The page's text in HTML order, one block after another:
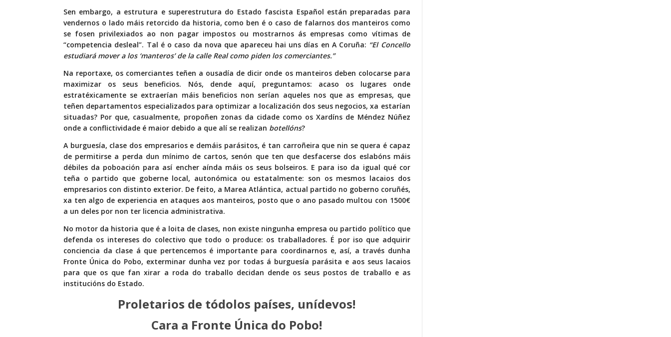
Sen embargo, a estrutura e superestrutura do Estado fascista Español están preparadas para
vendernos o lado máis retorcido da historia, como ben é o caso de falarnos dos manteiros como
se fosen privilexiados ao non pagar impostos ou mostrarnos ás empresas como vítimas de
“competencia desleal”. Tal é o caso da nova que apareceu hai uns días en A Coruña: “El Concello
estudiará mover a los ‘manteros’ de la calle Real como piden los comerciantes.”
Na reportaxe, os comerciantes teñen a ousadía de dicir onde os manteiros deben colocarse para
maximizar os seus beneficios. Nós, dende aquí, preguntamos: acaso os lugares onde
estratéxicamente se extraerían máis beneficios non serían aqueles nos que as empresas, que
teñen departamentos especializados para optimizar a localización dos seus negocios, xa estarían
situadas? Por que, casualmente, propoñen zonas da cidade como os Xardíns de Méndez Núñez
onde a conflictividade é maior debido a que alí se realizan botellóns?
A burguesía, clase dos empresarios e demáis parásitos, é tan carroñeira que nin se quera é capaz
de permitirse a perda dun mínimo de cartos, senón que ten que desfacerse dos eslabóns máis
débiles da poboación para así encher aínda máis os seus bolseiros. E para iso da igual qué cor
teña o partido que goberne local, autonómica ou estatalmente: son os mesmos lacaios dos
empresarios con distinto exterior. De feito, a Marea Atlántica, actual partido no goberno coruñés,
xa ten algo de experiencia en ataques aos manteiros, posto que o ano pasado multou con 1500€
a un deles por non ter licencia administrativa.
No motor da historia que é a loita de clases, non existe ningunha empresa ou partido político que
defenda os intereses do colectivo que todo o produce: os traballadores. É por iso que adquirir
conciencia da clase á que pertencemos é importante para coordinarnos e, así, a través dunha
Fronte Única do Pobo, exterminar dunha vez por todas á burguesía parásita e aos seus lacaios
para que os que fan xirar a roda do traballo decidan dende os seus postos de traballo e as
institucións do Estado.
Proletarios de tódolos países, unídevos!
Cara a Fronte Única do Pobo!